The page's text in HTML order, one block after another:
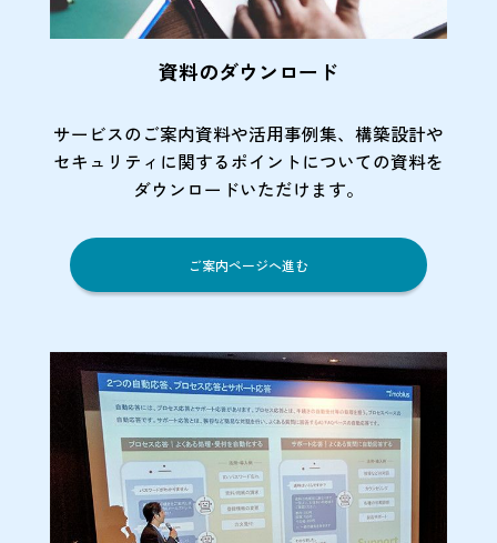
資料のダウンロード
サービスのご案内資料や活用事例集、 構築設計や
セキュリティに関するポイントについての資料を
ダウンロードいただけます。
ご案内ページへ進む